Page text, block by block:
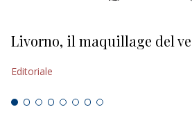
Livorno, il maquillage del
Editoriale